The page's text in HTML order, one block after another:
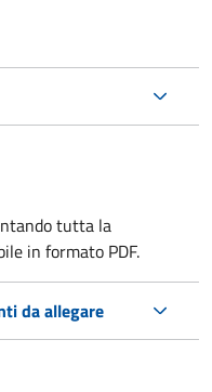
tutta la
in formato PDF.
da allegare